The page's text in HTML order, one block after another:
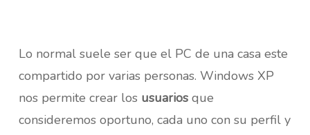
Lo normal suele ser que el PC de una casa este
compartido por varias personas. Windows XP
nos permite crear los usuariosque
consideremos oportuno, cada uno con su perfil y